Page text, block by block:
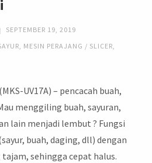
SEPTEMBER 19, 2019
, MESIN PERAJANG / SLICER,
UV17A) – pencacah buah,
menggiling buah, sayuran,
lain menjadi lembut ? Fungsi
buah, daging, dll) dengan
sehingga cepat halus.